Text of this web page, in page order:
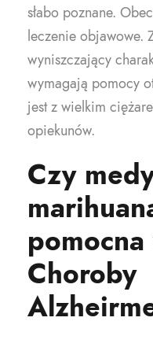
słabo poznane.
leczenie objawowe.
wyniszczający
wymagają pomocy
jest z wielkim
opiekunów.
Czy
Choroby